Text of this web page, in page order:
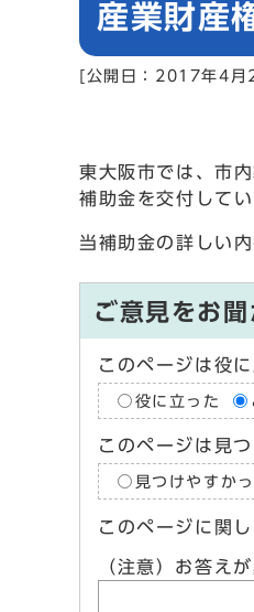
産業財産
[公開日：2017年4月
東大阪市では、市
補助金を交付してい
当補助金の詳しい
ご意見をお
このページは役
役に立った
このページは見
見つけやすか
このページに関
（注意）お答え